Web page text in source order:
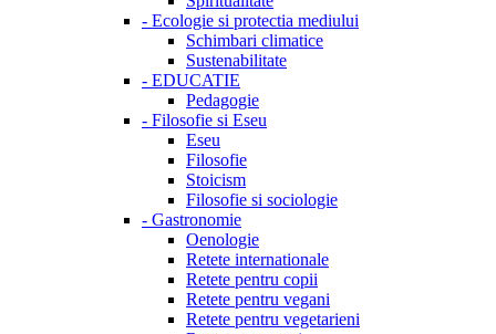
- Ecologie si protectia mediului
Schimbari climatice
Sustenabilitate
- EDUCATIE
Pedagogie
- Filosofie si Eseu
Eseu
Filosofie
Stoicism
Filosofie si sociologie
- Gastronomie
Oenologie
Retete internationale
Retete pentru copii
Retete pentru vegani
Retete pentru vegetarieni